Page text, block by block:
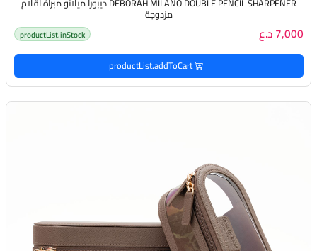
مزدوجة
7,000 د.ع productList.inStock
productList.addToCart